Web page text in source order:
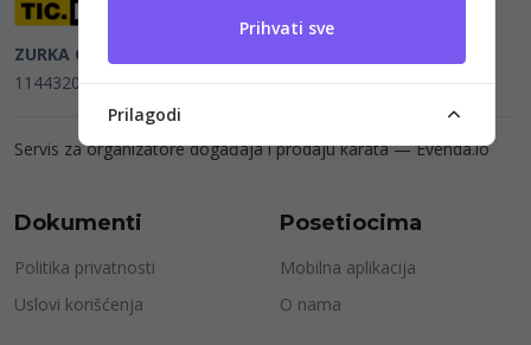
ZURKA CE BITI DOO
114432064, MB 22023195,mail@tic.rs, +381 63 173 3142
Servis za organizatore događaja i prodaju karata —Evenda.io
Dokumenti
Politika privatnosti
Uslovi korišćenja
Posetiocima
Mobilna aplikacija
O nama
Prihvati sve
Prilagodi